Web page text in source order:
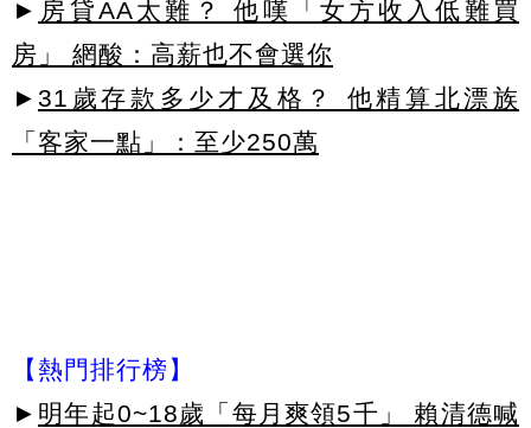
► 房貸AA太難？ 他嘆「女方收入低難買
房」 網酸：高薪也不會選你
► 31歲存款多少才及格？ 他精算北漂族
「客家一點」：至少250萬
【熱門排行榜】
► 明年起0~18歲「每月爽領5千」 賴清德喊